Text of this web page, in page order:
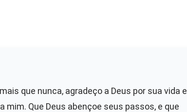
que nunca, agradeço a Deus por sua vida e
Que Deus abençoe seus passos, e que